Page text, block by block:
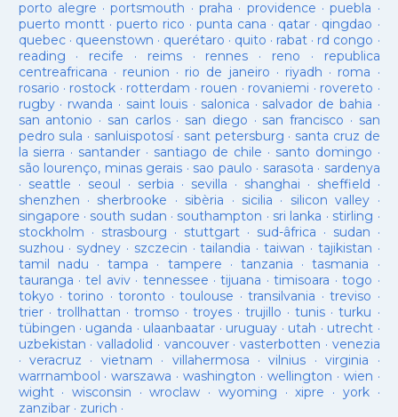
porto alegre ·portsmouth ·praha · providence ·puebla ·
puerto montt· puerto rico ·punta cana · qatar · qingdao ·
quebec· queenstown · querétaro · quito · rabat · rd congo ·
reading · recife · reims· rennes · reno · republica
centreafricana · reunion · rio de janeiro · riyadh · roma ·
rosario · rostock · rotterdam · rouen · rovaniemi · rovereto ·
rugby· rwanda · saint louis · salonica · salvador de bahia ·
san antonio · san carlos· san diego · san francisco · san
pedro sula · sanluispotosí· sant petersburg · santa cruz de
la sierra · santander · santiago de chile · santo domingo ·
são lourenço, minas gerais · sao paulo · sarasota · sardenya
· seattle · seoul · serbia · sevilla · shanghai · sheffield ·
shenzhen · sherbrooke · sibèria · sicilia · silicon valley ·
singapore · south sudan · southampton · sri lanka · stirling ·
stockholm · strasbourg · stuttgart· sud-âfrica · sudan ·
suzhou · sydney · szczecin ·tailandia ·taiwan · tajikistan ·
tamil nadu ·tampa · tampere · tanzania ·tasmania ·
tauranga ·tel aviv· tennessee ·tijuana ·timisoara ·togo ·
tokyo ·torino ·toronto ·toulouse ·transilvania ·treviso ·
trier· trollhattan · tromso · troyes·trujillo ·tunis ·turku ·
tübingen · uganda · ulaanbaatar · uruguay · utah · utrecht ·
uzbekistan · valladolid · vancouver· vasterbotten · venezia
· veracruz · vietnam · villahermosa ·vilnius ·virginia ·
warrnambool ·warszawa ·washington · wellington · wien ·
wight· wisconsin ·wroclaw · wyoming ·xipre · york·
zanzibar· zurich ·